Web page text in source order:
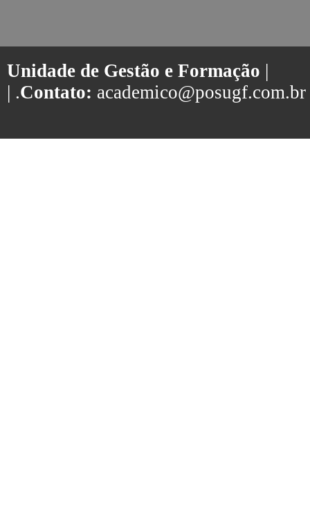
Unidade de Gestão e Formação |
| .Contato: academico@posugf.com.br